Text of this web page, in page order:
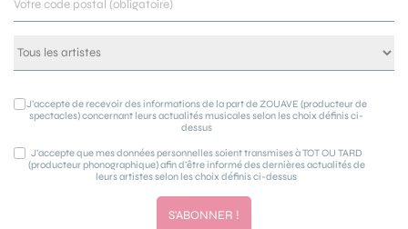
J’accepte de recevoir des informations de la part de ZOUAVE (producteur de
spectacles) concernant leurs actualités musicales selon les choix définis ci-
dessus
J’accepte que mes données personnelles soient transmises à TOT OU TARD
(producteur phonographique) afin d’être informé des dernières actualités de
leurs artistes selon les choix définis ci-dessus